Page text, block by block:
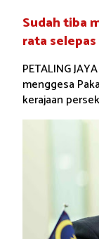
Sudah tiba
rata
PETALING
menggesa
kerajaan